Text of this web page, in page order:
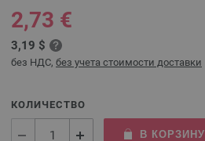
2,73 €
3,19 $
без НДС, без учета стоимости доставки
КОЛИЧЕСТВО
В КОРЗИНУ